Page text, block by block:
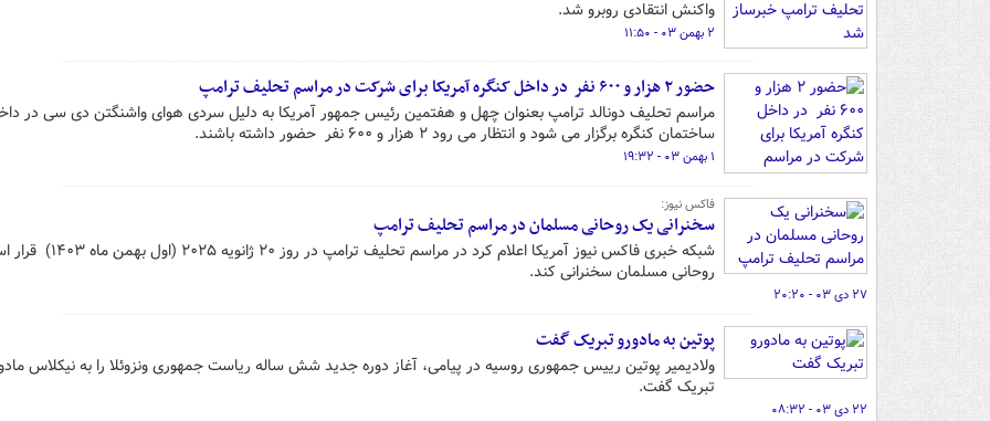
واکنش انتقادی روبرو شد.
۲ بهمن ۰۳ - ۱۱:۵۰
حضور ۲ هزار و ۶۰۰ نفر در داخل کنگره آمریکا برای شرکت در مراسم تحلیف ترامپ
مراسم تحلیف دونالد ترامپ بعنوان چهل و هفتمین رئیس جمهور آمریکا به دلیل سردی هوای واشنگتن دی سی در
ساختمان کنگره برگزار می شود و انتظار می رود ۲ هزار و ۶۰۰ نفر حضور داشته باشند.
۱ بهمن ۰۳ - ۱۹:۳۲
فاکس نیوز:
سخنرانی یک روحانی مسلمان در مراسم تحلیف ترامپ
شبکه خبری فاکس نیوز آمریکا اعلام کرد در مراسم تحلیف
روحانی مسلمان سخنرانی کند.
۲۷ دی ۰۳ - ۲۰:۲۰
پوتین به مادورو تبریک گفت
ولادیمیر پوتین رییس جمهوری روسیه در پیامی، آغاز دوره جدید شش ساله ریاست جمهوری ونزوئلا را به نیکلاس
تبریک گفت.
۲۲ دی ۰۳ - ۰۸:۳۲